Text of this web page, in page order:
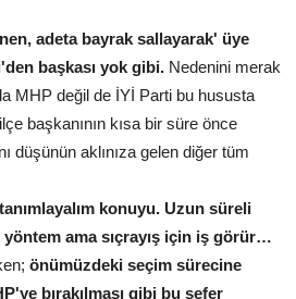
adeta bayrak sallayarak' üye
başkası yok gibi. Nedenini merak
MHP değil de İYİ Parti bu hususta
başkanının kısa bir süre önce
düşünün aklınıza gelen diğer tüm
konuyu. Uzun süreli
yöntem ama sıçrayış için iş görür…
önümüzdeki seçim sürecine
bırakılması gibi bu sefer